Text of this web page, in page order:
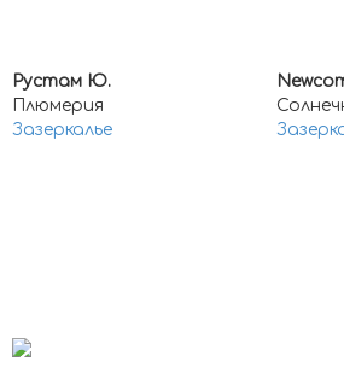
Рустам Ю.
Плюмерия
Зазеркалье